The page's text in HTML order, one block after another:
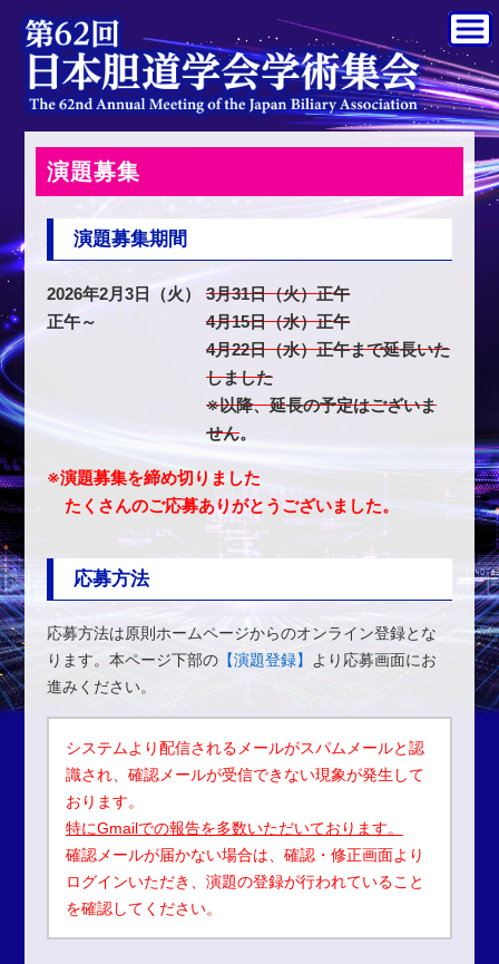
演題募集
演題募集期間
2026年2月3日（火）
正午～
3月31日（火）正午
4月15日（水）正午
4月22日（水）正午まで延長いた
しました
※以降、延長の予定はございま
せん。
※演題募集を締め切りました
たくさんのご応募ありがとうございました。
応募方法
応募方法は原則ホームページからのオンライン登録とな
ります。本ページ下部の 【演題登録】 より応募画面にお
進みください。
システムより配信されるメールがスパムメールと認
識され、確認メールが受信できない現象が発生して
おります。
特にGmailでの報告を多数いただいております。
確認メールが届かない場合は、確認・修正画面より
ログインいただき、演題の登録が行われていること
を確認してください。